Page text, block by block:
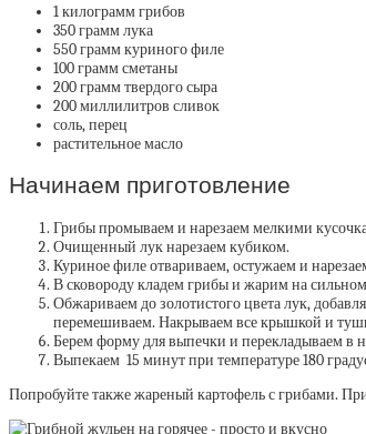
1 килограмм грибов
350 грамм лука
550 грамм куриного филе
100 грамм сметаны
200 грамм твердого сыра
200 миллилитров сливок
соль, перец
растительное масло
Начинаем приготовление
Грибы промываем и нарезаем мелкими
Очищенный лук нарезаем кубиком.
Куриное филе отвариваем, остужаем и
В сковороду кладем грибы и жарим на
Обжариваем до золотистого цвета лук,
перемешиваем. Накрываем все крышкой и
Берем форму для выпечки и перекладываем в
Выпекаем 15 минут при температуре 180
Попробуйте также жареный картофель с грибами.